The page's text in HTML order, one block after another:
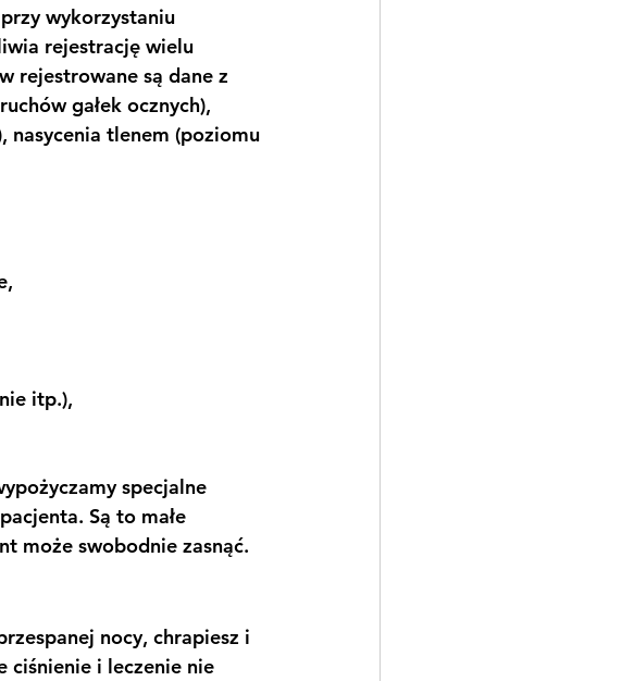
wykorzystaniu
rejestrację wielu
rejestrowane są dane z
gałek ocznych),
nasycenia tlenem (poziomu
itp.),
specjalne
Są to małe
może swobodnie zasnąć.
nocy, chrapiesz i
ciśnienie i leczenie nie